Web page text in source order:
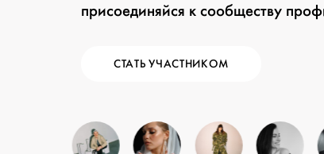
присоединяйся к сообществу
СТАТЬ УЧАСТНИКОМ